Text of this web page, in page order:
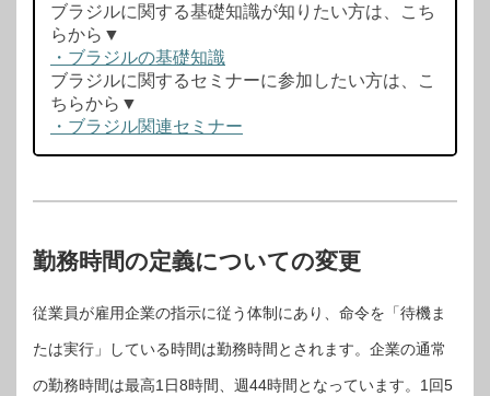
ブラジルに関する基礎知識が知りたい方は、こち
らから▼
・ブラジルの基礎知識
ブラジルに関するセミナーに参加したい方は、こ
ちらから▼
・ブラジル関連セミナー
勤務時間の定義についての変更
従業員が雇用企業の指示に従う体制にあり、命令を「待機ま
たは実行」している時間は勤務時間とされます。企業の通常
の勤務時間は最高1日8時間、週44時間となっています。1回5